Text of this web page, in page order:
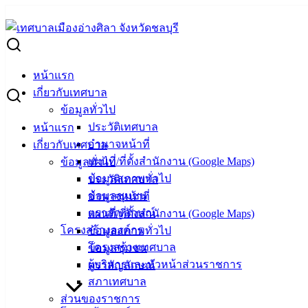
to
content
หน้าแรก
เกี่ยวกับเทศบาล
ข้อมูลทั่วไป
ประวัติเทศบาล
อำนาจหน้าที่
แผนที่/ที่ตั้งสำนักงาน (Google Maps)
ข้อมูลสภาพทั่วไป
ข้อมูลชุมชน
ตราสัญลักษณ์
โครงสร้างองค์กร
โครงสร้างเทศบาล
ผู้บริหารและหัวหน้าส่วนราชการ
สภาเทศบาล
ส่วนของราชการ
หน้าแรก
เกี่ยวกับเทศบาล
ข้อมูลทั่วไป
ประวัติเทศบาล
อำนาจหน้าที่
แผนที่/ที่ตั้งสำนักงาน (Google Maps)
ข้อมูลสภาพทั่วไป
ข้อมูลชุมชน
ตราสัญลักษณ์
Search
for:
ผู้ชนะการเสนอราคา วัสดุสำนักงาน 15 ราย
มีนาคม 4, 2025มีนาคม 4, 2025